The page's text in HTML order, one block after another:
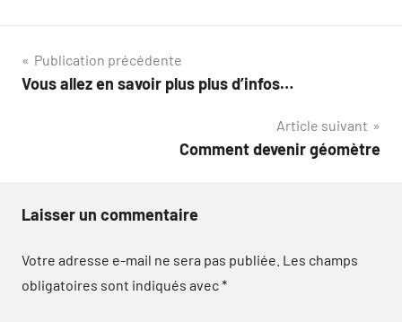
Navigation
de
Publication précédente
Vous allez en savoir plus plus d’infos…
Article suivant
Comment devenir géomètre
Laisser un commentaire
Votre adresse e-mail ne sera pas publiée. Les champs
obligatoires sont indiqués avec*